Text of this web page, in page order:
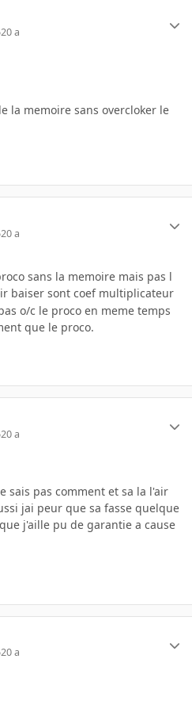
20 a
la memoire sans overcloker le
20 a
sans la memoire mais pas l
baiser sont coef multiplicateur
o/c le proco en meme temps
que le proco.
20 a
sais pas comment et sa la l'air
jai peur que sa fasse quelque
j'aille pu de garantie a cause
20 a